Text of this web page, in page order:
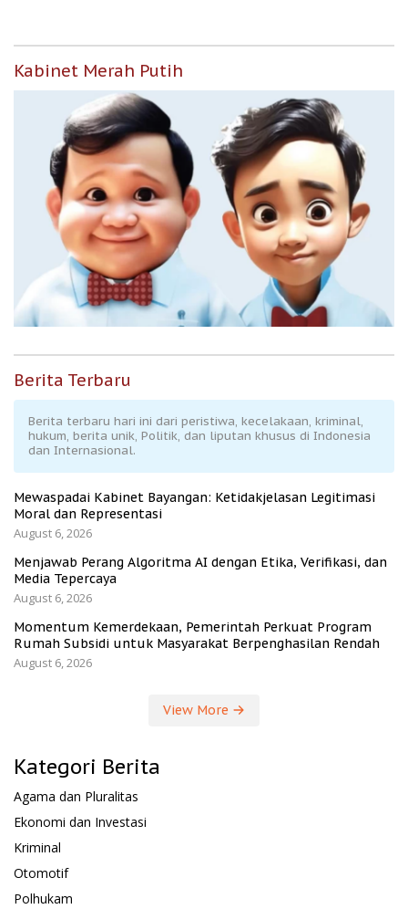
Kabinet Merah Putih
Berita Terbaru
Berita terbaru hari ini dari peristiwa, kecelakaan, kriminal,
hukum, berita unik, Politik, dan liputan khusus di Indonesia
dan Internasional.
Mewaspadai Kabinet Bayangan: Ketidakjelasan Legitimasi
Moral dan Representasi
August 6, 2026
Menjawab Perang Algoritma AI dengan Etika, Verifikasi, dan
Media Tepercaya
August 6, 2026
Momentum Kemerdekaan, Pemerintah Perkuat Program
Rumah Subsidi untuk Masyarakat Berpenghasilan Rendah
August 6, 2026
View More
Kategori Berita
Agama dan Pluralitas
Ekonomi dan Investasi
Kriminal
Otomotif
Polhukam